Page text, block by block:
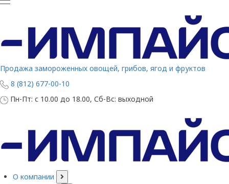
Продажа замороженных овощей, грибов, ягод и фруктов
8 (812) 677-00-10
Пн-Пт: с 10.00 до 18.00, Сб-Вс: выходной
О компании